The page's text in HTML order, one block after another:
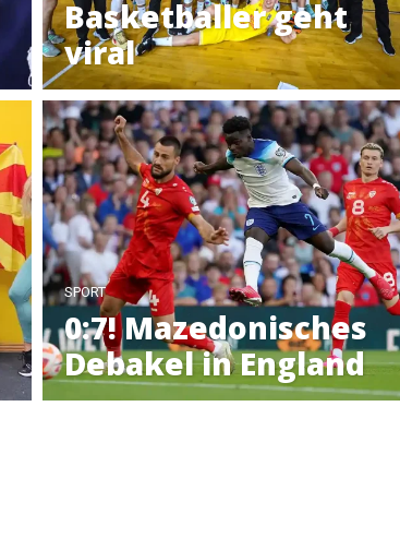
Basketballer geht
viral
SPORT
0:7! Mazedonisches
Debakel in England